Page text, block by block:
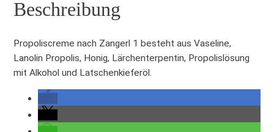
c
e
m
e
Beschreibung
Propoliscreme nach Zangerl 1 besteht aus Vaseline,
Lanolin Propolis, Honig, Lärchenterpentin, Propolislösung
mit Alkohol und Latschenkieferöl.